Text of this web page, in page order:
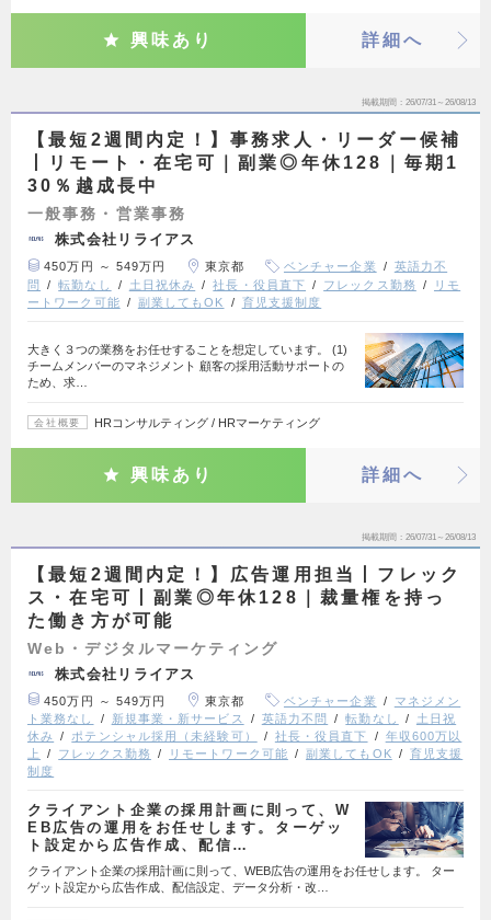
興味あり 詳細へ
掲載期間 26/07/31～26/08/13
【最短2週間内定！】事務求人・リーダー候補
丨リモート・在宅可｜副業◎年休128｜毎期1
30％越成長中
一般事務・営業事務
株式会社リライアス
450万円 ～ 549万円 東京都 ベンチャー企業
英語力不
問
転勤なし 土日祝休み 社長・役員直下 フレックス勤務
リモ
ートワーク可能
副業してもOK 育児支援制度
大きく３つの業務をお任せすることを想定しています。 (1)
チームメンバーのマネジメント 顧客の採用活動サポートの
ため、求…
会社概要 HRコンサルティング / HRマーケティング
興味あり 詳細へ
掲載期間 26/07/31～26/08/13
【最短2週間内定！】広告運用担当丨フレック
ス・在宅可丨副業◎年休128｜裁量権を持っ
た働き方が可能
Web・デジタルマーケティング
株式会社リライアス
450万円 ～ 549万円 東京都 ベンチャー企業
マネジメン
ト業務なし
新規事業・新サービス 英語力不問 転勤なし
土日祝
休み
ポテンシャル採用（未経験可） 社長・役員直下
年収600万以
上
フレックス勤務 リモートワーク可能 副業してもOK
育児支援
制度
クライアント企業の採用計画に則って、W
EB広告の運用をお任せします。ターゲッ
ト設定から広告作成、配信…
クライアント企業の採用計画に則って、WEB広告の運用をお任せします。 ター
ゲット設定から広告作成、配信設定、データ分析・改…